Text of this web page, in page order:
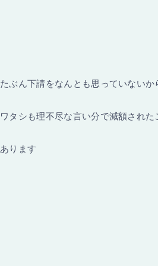
たぶん下請をなんとも思っていないか
ワタシも理不尽な言い分で減額された
あります